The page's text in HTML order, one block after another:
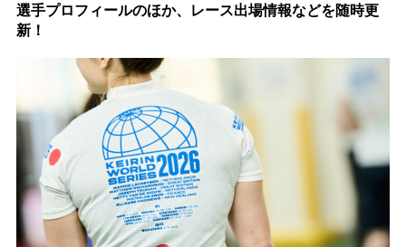
選手プロフィールのほか、レース出場情報などを随時更
新！